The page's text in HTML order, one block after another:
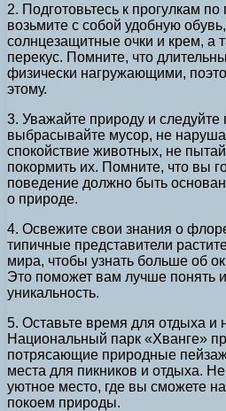
2. Подготовьтесь к прогулкам по
возьмите с собой удобную
солнцезащитные очки и крем, а
перекус. Помните, что
физически нагружающими,
этому.
3. Уважайте природу и
выбрасывайте мусор, не
спокойствие животных, не
покормить их. Помните, что вы
поведение должно быть
о природе.
4. Освежите свои знания о
типичные представители
мира, чтобы узнать больше об
Это поможет вам лучше понять
уникальность.
5. Оставьте время для отдыха и
Национальный парк «Хванге»
потрясающие природные
места для пикников и отдыха.
уютное место, где вы сможете
покоем природы.